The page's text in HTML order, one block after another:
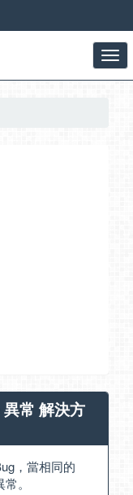
常 解決方
，當相同的
。